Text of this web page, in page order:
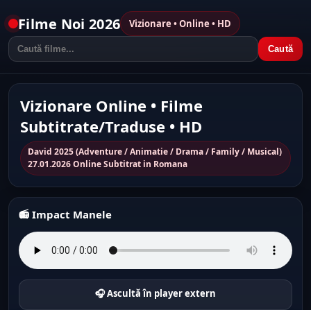
Filme Noi 2026 Vizionare • Online • HD
Caută
Vizionare Online • Filme
Subtitrate/Traduse • HD
David 2025 (Adventure / Animatie / Drama / Family / Musical)
27.01.2026 Online Subtitrat in Romana
📻 Impact Manele
🎧 Ascultă în player extern